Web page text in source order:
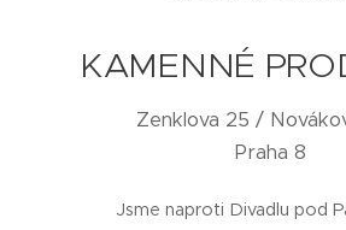
KAMENNÉ
Zenklova 25 /
Praha 8
Jsme naproti Divadlu pod